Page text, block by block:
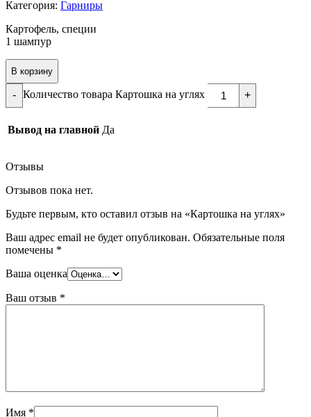
Категория: Гарниры
Картофель, специи
1 шампур
В корзину
- Количество товара Картошка на углях +
Вывод на главной Да
Отзывы
Отзывов пока нет.
Будьте первым, кто оставил отзыв на «Картошка на углях»
Ваш адрес email не будет опубликован. Обязательные поля
помечены *
Ваша оценка
Ваш отзыв *
Имя *